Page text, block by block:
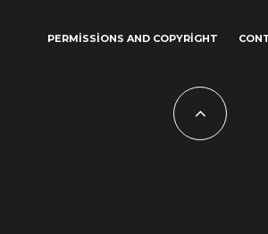
PERMISSIONS AND COPYRIGHT